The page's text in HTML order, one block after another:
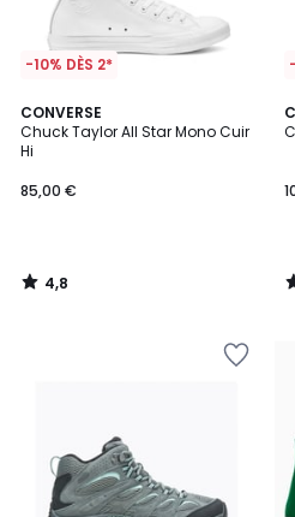
-10% DÈS 2*
CONVERSE
Chuck Taylor All Star Mono Cuir
Hi
85,00 €
4,8
/ 5
4,8
/
/